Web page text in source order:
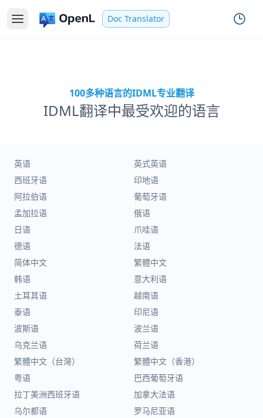
Doc Translator
100多种语言的IDML专业翻译
IDML翻译中最受欢迎的语言
英语
英式英语
西班牙语
印地语
阿拉伯语
葡萄牙语
孟加拉语
俄语
日语
爪哇语
德语
法语
简体中文
繁體中文
韩语
意大利语
土耳其语
越南语
泰语
印尼语
波斯语
波兰语
乌克兰语
荷兰语
繁體中文（台灣）
繁體中文（香港）
粤语
巴西葡萄牙语
拉丁美洲西班牙语
加拿大法语
乌尔都语
罗马尼亚语